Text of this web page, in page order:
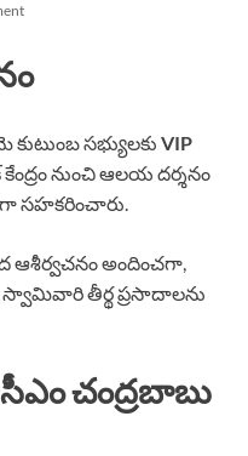
సభ్యులకు VIP
నుంచి ఆలయ దర్శనం
సహకరించారు.
ఆశీర్వచనం అందించగా,
తీర్థ ప్రసాదాలను
చంద్రబాబు